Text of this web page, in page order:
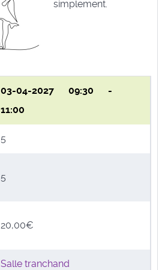
simplement.
03-04-2027 09:30 -
11:00
5
5
20,00€
Salle tranchand